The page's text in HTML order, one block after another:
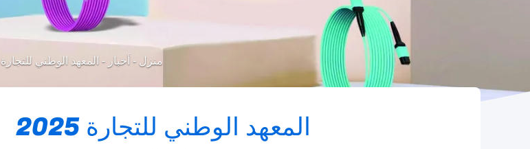
منزل - أخبار - المعهد الوطني للتجارة 2025
المعهد الوطني للتجارة 2025